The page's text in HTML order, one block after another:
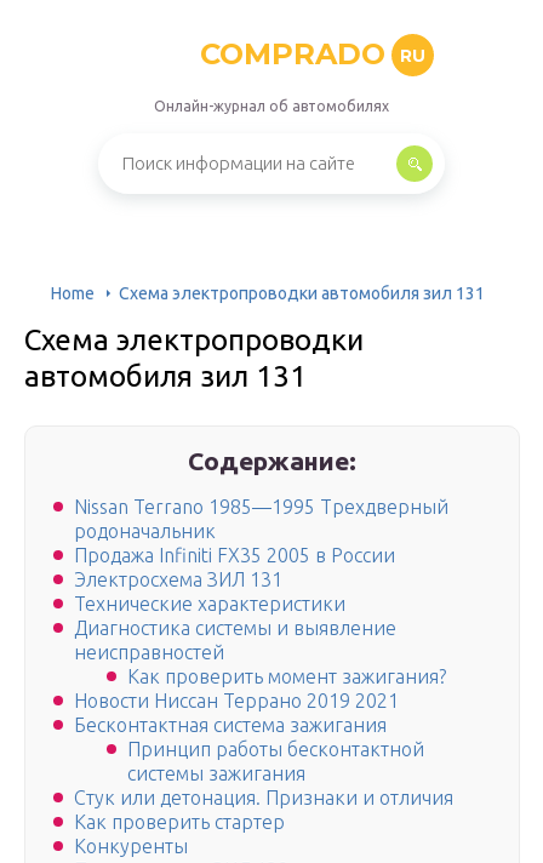
COMPRADO RU
Онлайн-журнал об автомобилях
Home Схема электропроводки автомобиля зил 131
Схема электропроводки
автомобиля зил 131
Содержание:
Nissan Terrano 1985—1995 Трехдверный
родоначальник
Продажа Infiniti FX35 2005 в России
Электросхема ЗИЛ 131
Технические характеристики
Диагностика системы и выявление
неисправностей
Как проверить момент зажигания?
Новости Ниссан Террано 2019 2021
Бесконтактная система зажигания
Принцип работы бесконтактной
системы зажигания
Стук или детонация. Признаки и отличия
Как проверить стартер
Конкуренты